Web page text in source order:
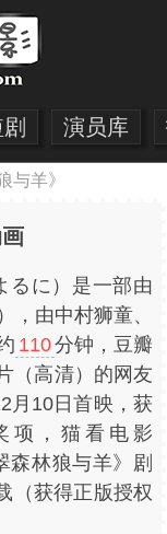
演员库
与羊》
るに）是一部由
，由中村狮童、
110分钟，豆瓣
（高清）的网友
月10日首映，获
项，猫看电影
森林狼与羊》剧
（获得正版授权